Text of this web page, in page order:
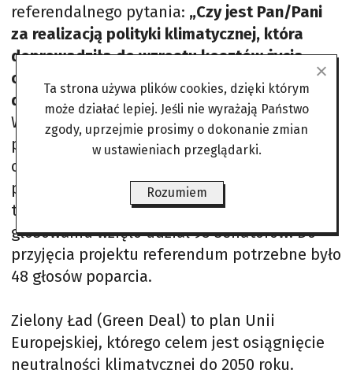
referendalnego pytania: „Czy jest Pan/Pani
za realizacją polityki klimatycznej, która
doprowadziła do wzrostu kosztów życia
obywateli, cen energii i prowadzenia
działalności gospodarczej i rolniczej?”.
Większością głosów wniosek o
przeprowadzenie referendum został
odrzucony. Senatorowie uzasadniali, że
pytanie było wadliwe formalnie (uznali ją za
tezę polityczną, nie neutralne zapytanie). W
głosowaniu wzięło udział 95 senatorów. Do
przyjęcia projektu referendum potrzebne było
48 głosów poparcia.
Zielony Ład (Green Deal) to plan Unii
Europejskiej, którego celem jest osiągnięcie
neutralności klimatycznej do 2050 roku.
Ta strona używa plików cookies, dzięki którym
może działać lepiej. Jeśli nie wyrażają Państwo
zgody, uprzejmie prosimy o dokonanie zmian
w ustawieniach przeglądarki.
Rozumiem